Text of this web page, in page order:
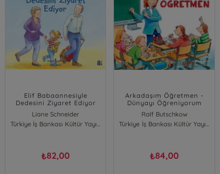
Elif Babaannesiyle
Dedesini Ziyaret Ediyor
Liane Schneider
Türkiye İş Bankası Kültür Yayınları
₺82,00
Arkadaşım Öğretmen -
Dünyayı Öğreniyorum
Ralf Butschkow
Türkiye İş Bankası Kültür Yayınları
₺84,00